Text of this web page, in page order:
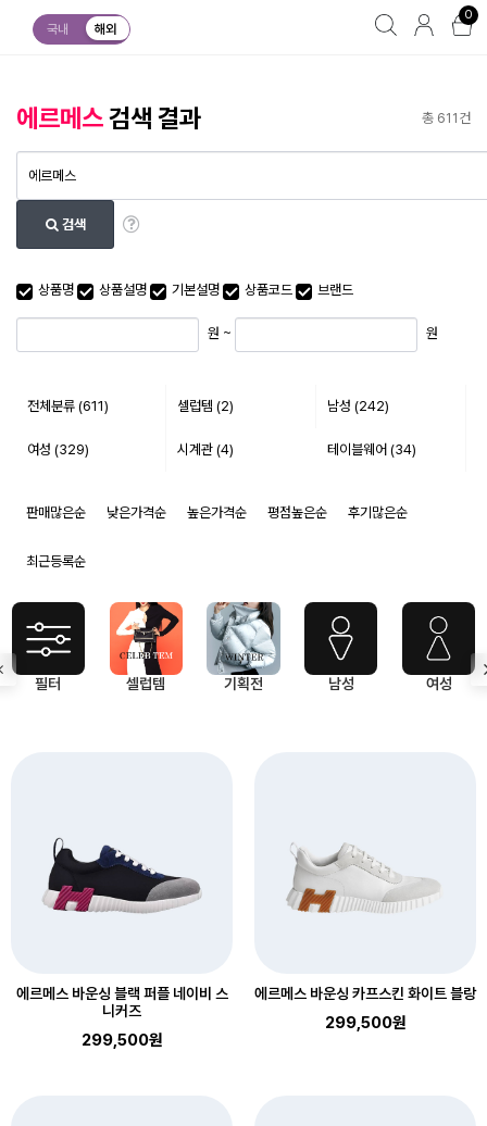
국내 해외
0
에르메스검색 결과 총 611건
검색
상품명 상품설명 기본설명 상품코드 브랜드
원 ~ 원
전체분류 (611) 셀럽템 (2) 남성 (242)
여성 (329) 시계관 (4) 테이블웨어 (34)
판매많은순 낮은가격순 높은가격순 평점높은순 후기많은순
최근등록순
필터 셀럽템 기획전 남성 여성
에르메스 바운싱 블랙 퍼플 네이비 스
니커즈
299,500원
에르메스 바운싱 카프스킨 화이트 블랑
299,500원